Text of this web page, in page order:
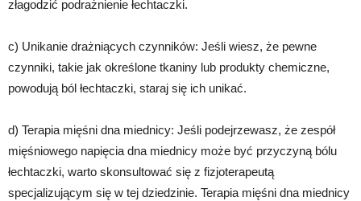
złagodzić podrażnienie łechtaczki.
c) Unikanie drażniących czynników: Jeśli wiesz, że pewne
czynniki, takie jak określone tkaniny lub produkty chemiczne,
powodują ból łechtaczki, staraj się ich unikać.
d) Terapia mięśni dna miednicy: Jeśli podejrzewasz, że zespół
mięśniowego napięcia dna miednicy może być przyczyną bólu
łechtaczki, warto skonsultować się z fizjoterapeutą
specjalizującym się w tej dziedzinie. Terapia mięśni dna miednicy